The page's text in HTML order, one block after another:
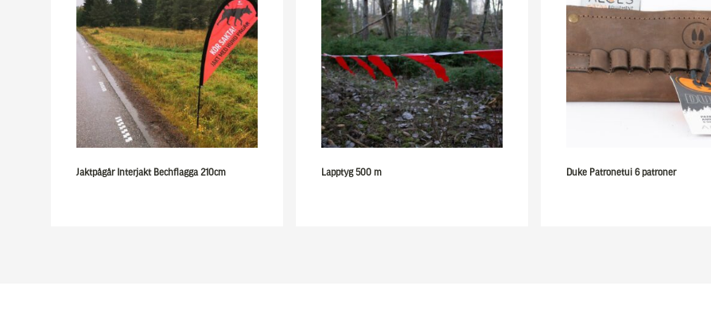
Jaktpågår Interjakt Bechflagga 210cm Lapptyg 500 m Duke Patronetui 6 patroner